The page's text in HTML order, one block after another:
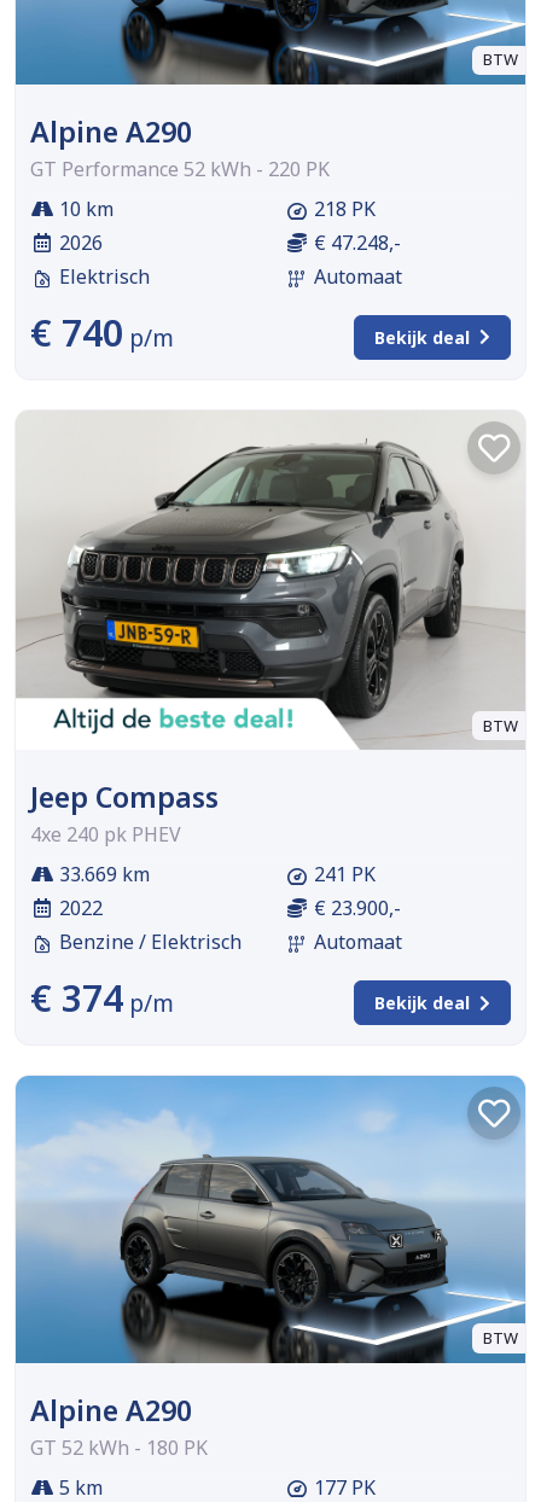
BTW
Alpine A290
GT Performance 52 kWh - 220 PK
10 km
2026
Elektrisch
218 PK
€ 47.248,-
Automaat
€ 740 p/m Bekijk deal
BTW
Jeep Compass
4xe 240 pk PHEV
33.669 km
2022
Benzine / Elektrisch
241 PK
€ 23.900,-
Automaat
€ 374 p/m Bekijk deal
BTW
Alpine A290
GT 52 kWh - 180 PK
5 km
177 PK